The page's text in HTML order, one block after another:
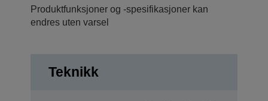
Produktfunksjoner og -spesifikasjoner kan
endres uten varsel
Teknikk